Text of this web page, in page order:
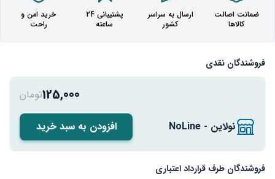
ضمانت اصالت
کالاها
ارسال به سراسر
کشور
پشتیبانی 24
ساعته
خرید امن و
راحت
فروشندگان نقدی
نولاین - NoLine
125,000تومان
افزودن به سبد خرید
فروشندگان طرف قرارداد اعتباری